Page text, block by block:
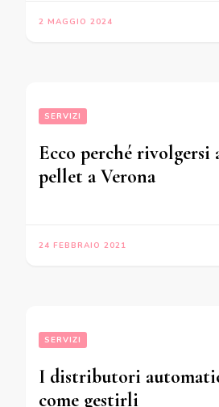
2 MAGGIO 2024
SERVIZI
Ecco perché rivolgersi
pellet a Verona
24 FEBBRAIO 2021
SERVIZI
I distributori
come gestirli